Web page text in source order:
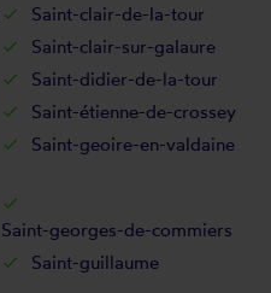
Saint-clair-de-la-tour
Saint-clair-sur-galaure
Saint-didier-de-la-tour
Saint-étienne-de-crossey
Saint-geoire-en-valdaine
Saint-georges-de-commiers
Saint-guillaume